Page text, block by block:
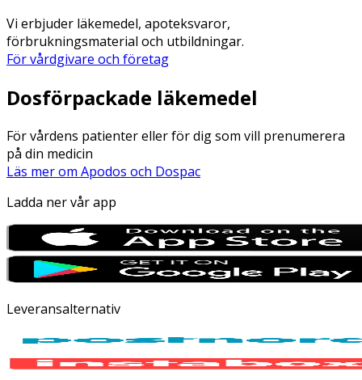
Vi erbjuder läkemedel, apoteksvaror,
förbrukningsmaterial och utbildningar.
För vårdgivare och företag
Dosförpackade läkemedel
För vårdens patienter eller för dig som vill prenumerera
på din medicin
Läs mer om Apodos och Dospac
Ladda ner vår app
Leveransalternativ